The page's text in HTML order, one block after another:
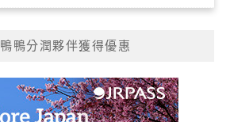
鴨分潤夥伴獲得優惠